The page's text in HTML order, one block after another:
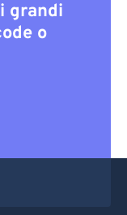
grandi
o